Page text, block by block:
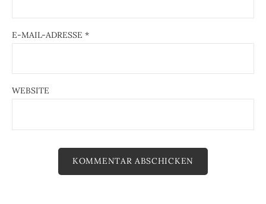
E-MAIL-ADRESSE *
WEBSITE